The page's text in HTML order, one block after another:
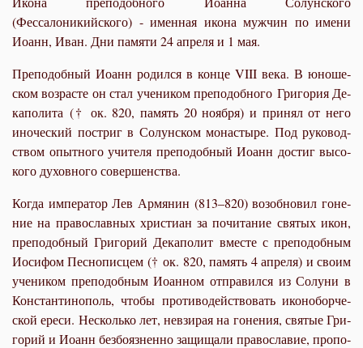
(Фессалоникийского) - именная икона мужчин по имени
Иоанн, Иван. Дни памяти 24 апреля и 1 мая.
Пре­по­доб­ный Иоанн ро­дил­ся в кон­це VIII ве­ка. В юно­ше­
ском воз­расте он стал уче­ни­ком пре­по­доб­но­го Гри­го­рия Де­
ка­по­ли­та († ок. 820, па­мять 20 но­яб­ря) и при­нял от него
ино­че­ский по­стриг в Со­лун­ском мо­на­сты­ре. Под ру­ко­вод­
ством опыт­но­го учи­те­ля пре­по­доб­ный Иоанн до­стиг вы­со­
ко­го ду­хов­но­го со­вер­шен­ства.
Ко­гда им­пе­ра­тор Лев Ар­мя­нин (813–820) воз­об­но­вил го­не­
ние на пра­во­слав­ных хри­сти­ан за по­чи­та­ние свя­тых икон,
пре­по­доб­ный Гри­го­рий Де­ка­по­лит вме­сте с пре­по­доб­ным
Иоси­фом Пес­но­пис­цем († ок. 820, па­мять 4 ап­ре­ля) и сво­им
уче­ни­ком пре­по­доб­ным Иоан­ном от­пра­вил­ся из Со­лу­ни в
Кон­стан­ти­но­поль, чтобы про­ти­во­дей­ство­вать ико­но­бор­че­
ской ере­си. Несколь­ко лет, невзи­рая на го­не­ния, свя­тые Гри­
го­рий и Иоанн без­бо­яз­нен­но за­щи­ща­ли пра­во­сла­вие, про­по­